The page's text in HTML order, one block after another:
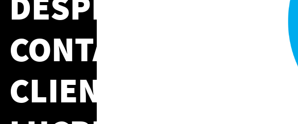
CONTACT
CLIENTI